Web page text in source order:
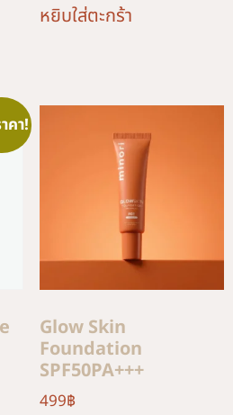
หยิบใส่ตะกร้า
คา!
Glow Skin
Foundation
SPF50PA+++
499฿